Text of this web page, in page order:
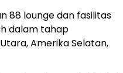
88 lounge dan fasilitas
dalam tahap
, Amerika Selatan,